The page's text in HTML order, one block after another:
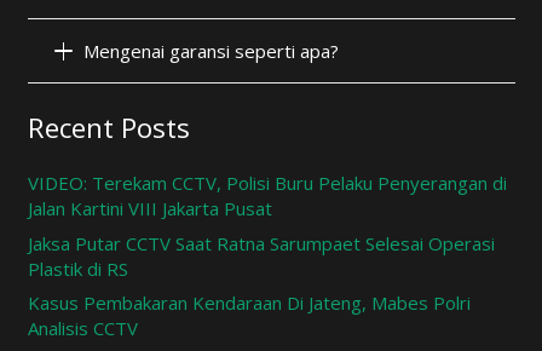
Mengenai garansi seperti apa?
Recent Posts
VIDEO: Terekam CCTV, Polisi Buru Pelaku Penyerangan di
Jalan Kartini VIII Jakarta Pusat
Jaksa Putar CCTV Saat Ratna Sarumpaet Selesai Operasi
Plastik di RS
Kasus Pembakaran Kendaraan Di Jateng, Mabes Polri
Analisis CCTV